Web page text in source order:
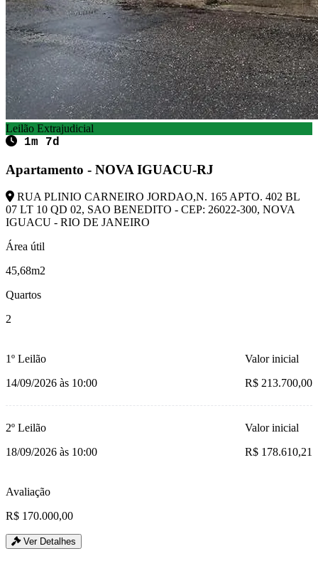
Leilão Extrajudicial
1m 7d
Apartamento - NOVA IGUACU-RJ
RUA PLINIO CARNEIRO JORDAO,N. 165 APTO. 402 BL
07 LT 10 QD 02, SAO BENEDITO - CEP: 26022-300, NOVA
IGUACU - RIO DE JANEIRO
Área útil
45,68m2
Quartos
2
1º Leilão
14/09/2026 às 10:00
Valor inicial
R$ 213.700,00
2º Leilão
18/09/2026 às 10:00
Valor inicial
R$ 178.610,21
Avaliação
R$ 170.000,00
Ver Detalhes